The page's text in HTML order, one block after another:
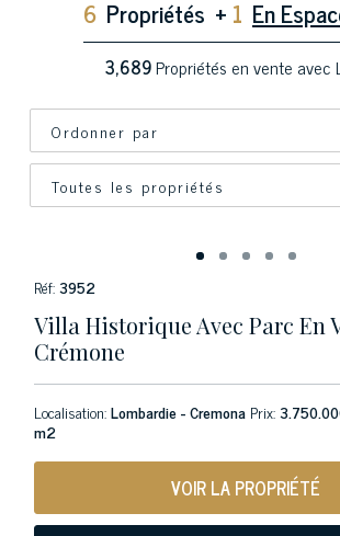
6 Propriétés + 1 En
3,689Propriétés en vente avec
Réf:3952
Villa Historique Avec Parc En
Crémone
Localisation:Lombardie - Cremona Prix:
m2
VOIR LA PROPRIÉTÉ